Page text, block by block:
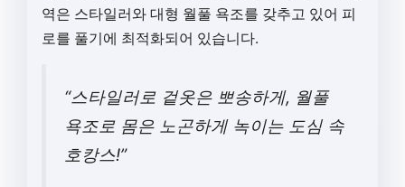
역은 스타일러와 대형 월풀 욕조를 갖추고 있어 피
로를 풀기에 최적화되어 있습니다.
“스타일러로 겉옷은 뽀송하게, 월풀
욕조로 몸은 노곤하게 녹이는 도심 속
호캉스!”